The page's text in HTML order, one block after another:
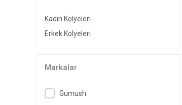
Kadın Kolyeleri
Erkek Kolyeleri
Markalar
Gumush